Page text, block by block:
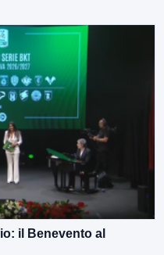
il Benevento al